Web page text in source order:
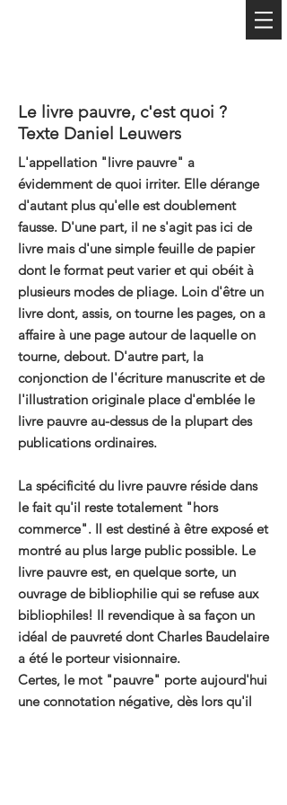
Le livre pauvre, c'est quoi ?
Texte Daniel Leuwers
L'appellation "livre pauvre" a
évidemment de quoi irriter. Elle dérange
d'autant plus qu'elle est doublement
fausse. D'une part, il ne s'agit pas ici de
livre mais d'une simple feuille de papier
dont le format peut varier et qui obéit à
plusieurs modes de pliage. Loin d'être un
livre dont, assis, on tourne les pages, on a
affaire à une page autour de laquelle on
tourne, debout. D'autre part, la
conjonction de l'écriture manuscrite et de
l'illustration originale place d'emblée le
livre pauvre au-dessus de la plupart des
publications ordinaires.
La spécificité du livre pauvre réside dans
le fait qu'il reste totalement "hors
commerce". Il est destiné à être exposé et
montré au plus large public possible. Le
livre pauvre est, en quelque sorte, un
ouvrage de bibliophilie qui se refuse aux
bibliophiles! Il revendique à sa façon un
idéal de pauvreté dont Charles Baudelaire
a été le porteur visionnaire.
Certes, le mot "pauvre" porte aujourd'hui
une connotation négative, dès lors qu'il